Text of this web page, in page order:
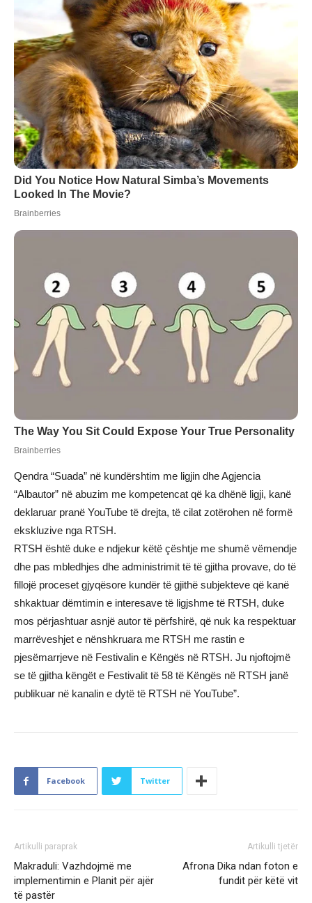
Qendra “Suada” në kundërshtim me ligjin dhe Agjencia
“Albautor” në abuzim me kompetencat që ka dhënë ligji, kanë
deklaruar pranë YouTube të drejta, të cilat zotërohen në formë
ekskluzive nga RTSH.
RTSH është duke e ndjekur këtë çështje me shumë vëmendje
dhe pas mbledhjes dhe administrimit të të gjitha provave, do të
fillojë proceset gjyqësore kundër të gjithë subjekteve që kanë
shkaktuar dëmtimin e interesave të ligjshme të RTSH, duke
mos përjashtuar asnjë autor të përfshirë, që nuk ka respektuar
marrëveshjet e nënshkruara me RTSH me rastin e
pjesëmarrjeve në Festivalin e Këngës në RTSH. Ju njoftojmë
se të gjitha këngët e Festivalit të 58 të Këngës në RTSH janë
publikuar në kanalin e dytë të RTSH në YouTube”.
Facebook Twitter
Artikulli paraprak
Makraduli: Vazhdojmë me
implementimin e Planit për ajër
të pastër
Artikulli tjetër
Afrona Dika ndan foton e
fundit për këtë vit